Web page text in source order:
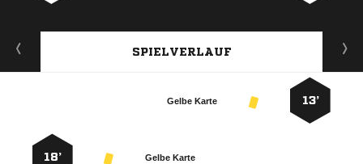
SPIELVERLAUF
13’
Gelbe Karte
Gelbe Karte
18’